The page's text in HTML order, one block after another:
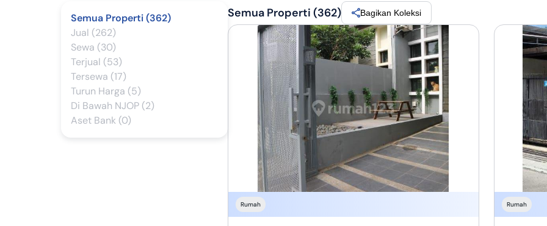
Semua Properti (362)
Jual (262)
Sewa (30)
Terjual (53)
Tersewa (17)
Turun Harga (5)
Di Bawah NJOP (2)
Aset Bank (0)
Semua Properti (362) Bagikan Koleksi
Rumah Rumah